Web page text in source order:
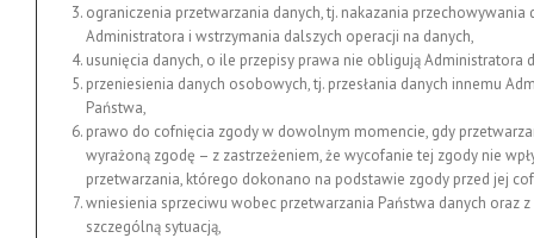
ograniczenia przetwarzania danych, tj. nakazania przechowywania
Administratora i wstrzymania dalszych operacji na danych,
usunięcia danych, o ile przepisy prawa nie obligują Administratora
przeniesienia danych osobowych, tj. przesłania danych innemu
Państwa,
prawo do cofnięcia zgody w dowolnym momencie, gdy
wyrażoną zgodę – z zastrzeżeniem, że wycofanie tej zgody nie
przetwarzania, którego dokonano na podstawie zgody przed jej
wniesienia sprzeciwu wobec przetwarzania Państwa danych oraz
szczególną sytuacją,